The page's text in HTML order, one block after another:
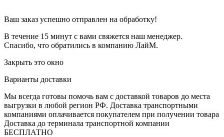
Ваш заказ успешно отправлен на обработку!
В течение 15 минут с вами свяжется наш менеджер.
Спасибо, что обратились в компанию ЛайМ.
Закрыть это окно
Варианты доставки
Мы всегда готовы помочь вам с доставкой товаров до места
выгрузки в любой регион РФ. Доставка транспортными
компаниями оплачивается покупателем при получении товара
Доставка до терминала транспортной компании
БЕСПЛАТНО